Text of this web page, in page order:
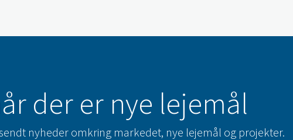
der er nye lejemål
nyheder omkring markedet, nye lejemål og projekter.